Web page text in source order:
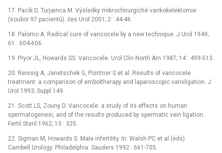
17. Pacík D, Turjainca M. Výsledky mikrochirurgiché varikokelektomie
(soubor 97 pacientů). čes Urol 2001; 2 : 44-46.
18. Palomo A. Radical cure of varicocele by a new technique. J Urol 1949;
61 : 604-606.
19. Pryor JL, Howards SS. Varicocele. Urol Clin North Am 1987; 14 : 499-513.
20. Reissig A, Janetschek G, Pointner S et al. Results of varicocele
treatment: a comparison of emboltherapy and laparoscopic varixligation. J
Urol 1993; Suppl 149.
21. Scott LS, Zouny D. Varicocele: a study of its effects on human
spermatogenesi, and of the results produced by spermatic vein ligation.
Fertil Steril 1962; 13 : 325.
22. Sigman M, Howards S. Male infertility. In: Walsh PC et al (eds).
Cambell Urology. Philadelphia: Sauders 1992 : 661-705.